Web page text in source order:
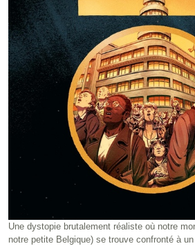
Une dystopie brutalement réaliste où notre
notre petite Belgique) se trouve confronté à